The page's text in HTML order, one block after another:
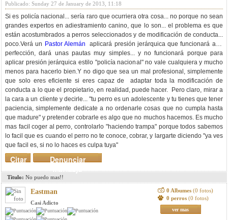
Publicado: Sunday 27 de January de 2013, 11:18
Si es policía nacional... sería raro que ocurriera otra cosa... no porque no sean
grandes expertos en adiestramiento canino, que lo son... el problema es que
están acostumbrados a perros seleccionados y de modificación de conducta...
poco.Verá un Pastor Alemán aplicará presión jerárquica que funcionará a la
perfección, dará unas pautas muy simples... y no funcionará porque para
aplicar presión jerárquica estilo "policía nacional" no vale cualquiera y mucho
menos para hacerlo bien.Y no digo que sea un mal profesional, simplemente
que solo eres eficiente si eres capaz de adaptar toda la modificación de
conducta a lo que el propietario, en realidad, puede hacer. Pero claro, mirar a
la cara a un cliente y decirle... "tu perro es un adolescente y tu tienes que tener
paciencia, simplemente dedicate a no ordenarle cosas que no cumpla hasta
que madure" y pretender cobrarle es algo que no muchos hacemos. Es mucho
mas facil coger al perro, controlarlo "haciendo trampa" porque todos sabemos
lo facil que es cuando el perro no te conoce, cobrar, y largarte diciendo "ya ves
que facil es, si no lo haces es culpa tuya"
Denunciar
mensaje
Citar
Titulo: No puedo mas!!
Eastman
Casi Adicto
0 Albumes (0 fotos)
0 perros (0 fotos)
ver mas